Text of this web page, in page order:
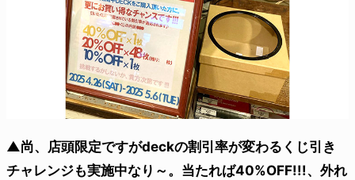
▲尚、店頭限定ですがdeckの割引率が変わるくじ引き
チャレンジも実施中なり～。当たれば40%OFF!!!、外れ